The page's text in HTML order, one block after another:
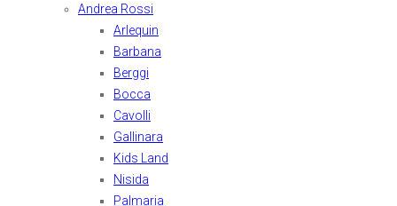
Andrea Rossi
Arlequin
Barbana
Berggi
Bocca
Cavolli
Gallinara
Kids Land
Nisida
Palmaria